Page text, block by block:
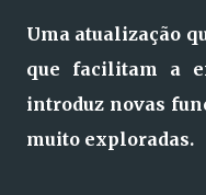
Uma atualização
que facilitam a
introduz novas
muito exploradas.